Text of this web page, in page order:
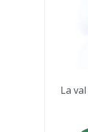
La